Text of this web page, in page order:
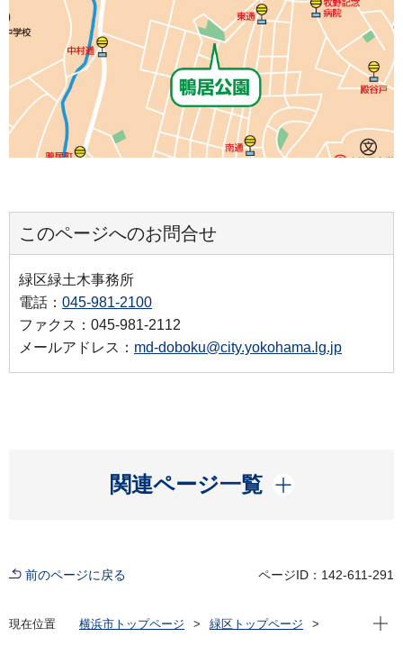
このページへのお問合せ
緑区緑土木事務所
電話： 045-981-2100
ファクス：045-981-2112
メールアドレス： md-doboku@city.yokohama.lg.jp
関連ページ一覧
開く
前のページに戻る ページID：142-611-291
現在位置 横浜市トップページ
緑区トップページ
現在